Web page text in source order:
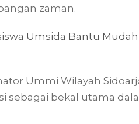
zaman.
Umsida Bantu
Ummi Wilayah
sebagai bekal utama